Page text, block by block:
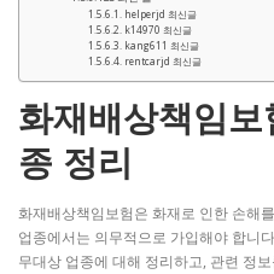
helperjd 최신글
k14970 최신글
kang611 최신글
rentcarjd 최신글
화재배상책임보
종 정리
화재배상책임보험은 화재로 인한 손해
업종에서는 의무적으로 가입해야 합니
무대상 업종에 대해 정리하고, 관련 정